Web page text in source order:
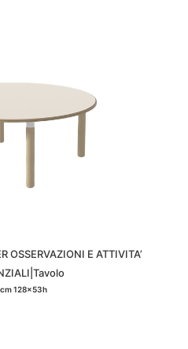
OSSERVAZIONI E ATTIVITA’
128x53h